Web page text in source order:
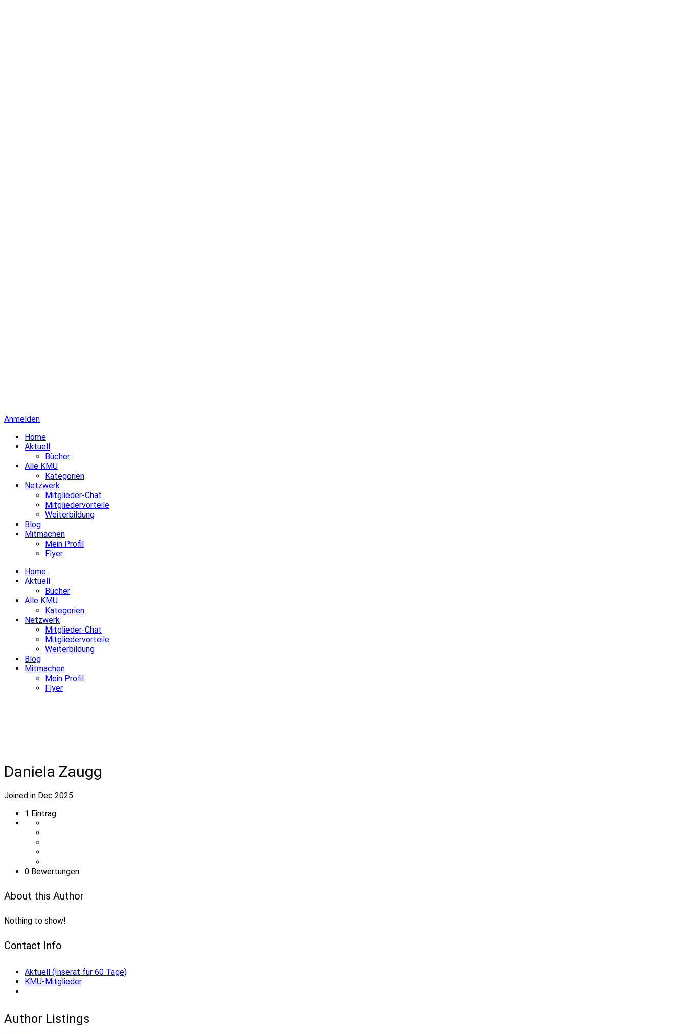
Anmelden
Home
Aktuell
Bücher
Alle KMU
Kategorien
Netzwerk
Mitglieder-Chat
Mitgliedervorteile
Weiterbildung
Blog
Mitmachen
Mein Profil
Flyer
Home
Aktuell
Bücher
Alle KMU
Kategorien
Netzwerk
Mitglieder-Chat
Mitgliedervorteile
Weiterbildung
Blog
Mitmachen
Mein Profil
Flyer
Daniela Zaugg
Joined in Dec 2025
1 Eintrag
0 Bewertungen
About this Author
Nothing to show!
Contact Info
Aktuell (Inserat für 60 Tage)
KMU-Mitglieder
Author Listings